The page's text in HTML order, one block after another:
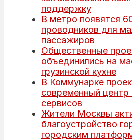
поддержку
В метро появятся
проводников для
пассажиров
Общественные
объединились на
грузинской кухне
В Коммунарке
современный центр
сервисов
Жители Москвы
благоустройство
городским